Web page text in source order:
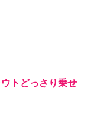
トどっさり乗せ